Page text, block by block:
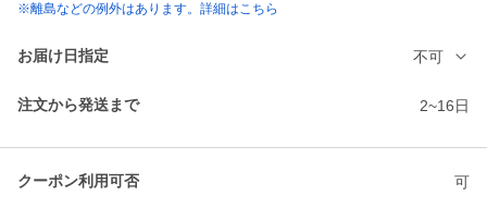
※離島などの例外はあります。詳細はこちら
お届け日指定 不可
注文から発送まで 2~16日
クーポン利用可否 可